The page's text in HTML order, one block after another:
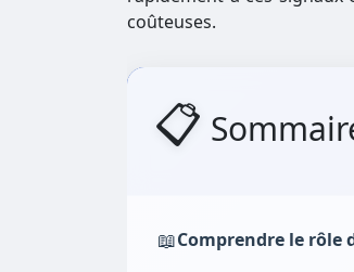
coûteuses.
📋
📖Comprendre le rôle